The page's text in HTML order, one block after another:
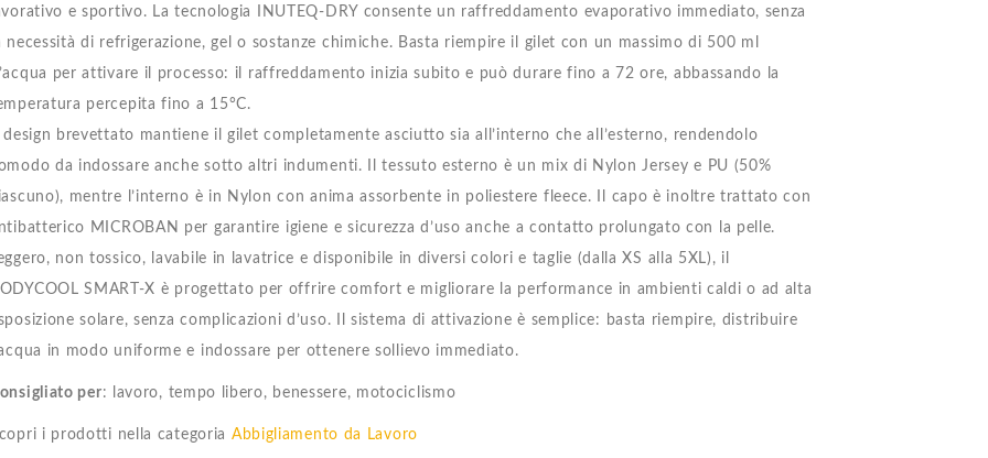
e sportivo. La tecnologia INUTEQ-DRY consente un raffreddamento evaporativo immediato, senza
necessità di refrigerazione, gel o sostanze chimiche. Basta riempire il gilet con un massimo di 500 ml
per attivare il processo: il raffreddamento inizia subito e può durare fino a 72 ore, abbassando la
percepita fino a 15°C.
design brevettato mantiene il gilet completamente asciutto sia all’interno che all’esterno, rendendolo
da indossare anche sotto altri indumenti. Il tessuto esterno è un mix di Nylon Jersey e PU (50%
mentre l’interno è in Nylon con anima assorbente in poliestere fleece. Il capo è inoltre trattato con
MICROBAN per garantire igiene e sicurezza d’uso anche a contatto prolungato con la pelle.
non tossico, lavabile in lavatrice e disponibile in diversi colori e taglie (dalla XS alla 5XL), il
SMART-X è progettato per offrire comfort e migliorare la performance in ambienti caldi o ad alta
solare, senza complicazioni d’uso. Il sistema di attivazione è semplice: basta riempire, distribuire
in modo uniforme e indossare per ottenere sollievo immediato.
per: lavoro, tempo libero, benessere, motociclismo
i prodotti nella categoria Abbigliamento da Lavoro